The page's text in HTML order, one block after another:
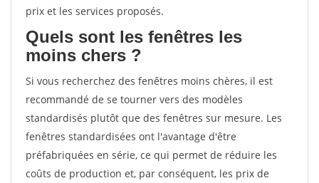
prix et les services proposés.
Quels sont les fenêtres les
moins chers ?
Si vous recherchez des fenêtres moins chères, il est
recommandé de se tourner vers des modèles
standardisés plutôt que des fenêtres sur mesure. Les
fenêtres standardisées ont l'avantage d'être
préfabriquées en série, ce qui permet de réduire les
coûts de production et, par conséquent, les prix de